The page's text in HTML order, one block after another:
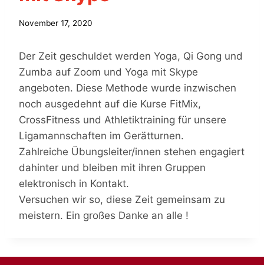
November 17, 2020
Der Zeit geschuldet werden Yoga, Qi Gong und
Zumba auf Zoom und Yoga mit Skype
angeboten. Diese Methode wurde inzwischen
noch ausgedehnt auf die Kurse FitMix,
CrossFitness und Athletiktraining für unsere
Ligamannschaften im Gerätturnen.
Zahlreiche Übungsleiter/innen stehen engagiert
dahinter und bleiben mit ihren Gruppen
elektronisch in Kontakt.
Versuchen wir so, diese Zeit gemeinsam zu
meistern. Ein großes Danke an alle !